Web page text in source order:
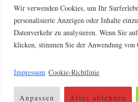
Wir verwenden Cookies, um Ihr
personalisierte Anzeigen oder Inhalte
Datenverkehr zu analysieren. Wenn Sie
klicken, stimmen Sie der Anwendung von
Impressum Cookie-Richtlinie
Anpassen Alles ablehnen
Süßspeisen
Süßwaren
Trinken
Zubereitung